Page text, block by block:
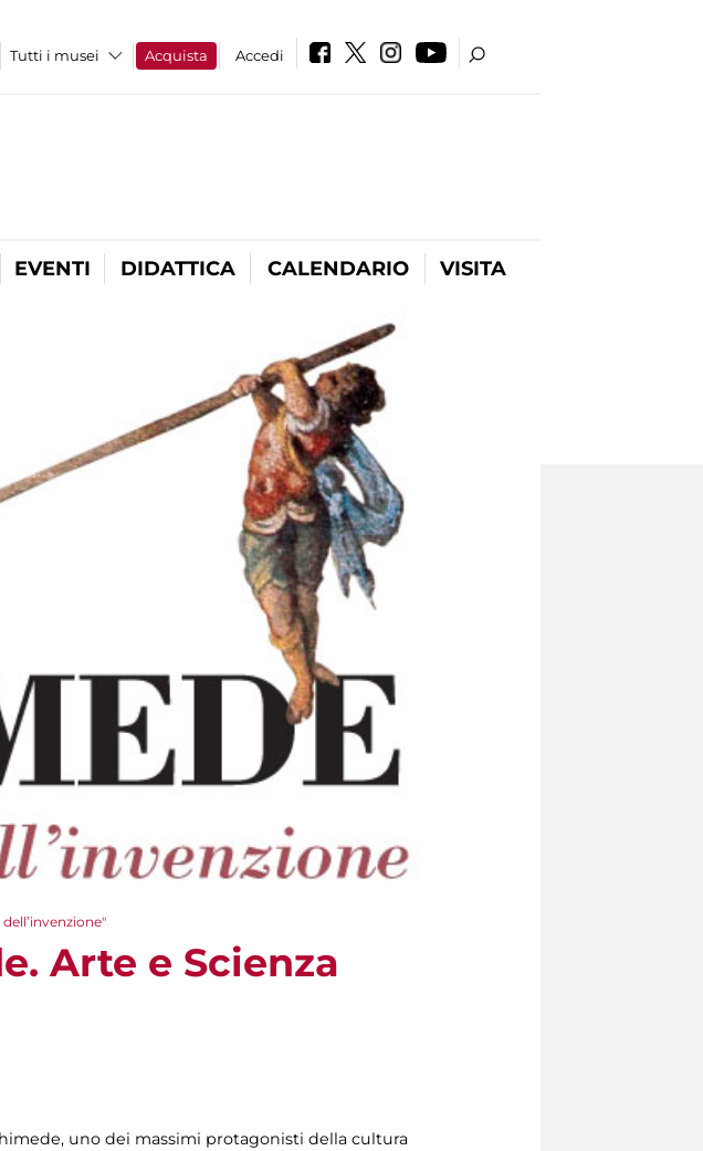
Tutti i musei Acquista Accedi
EVENTI DIDATTICA CALENDARIO VISITA
Arte e Scienza
uno dei massimi protagonisti della cultura